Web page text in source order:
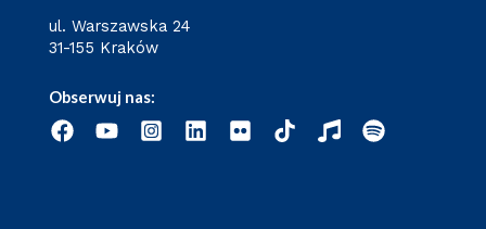
ul. Warszawska 24
31-155 Kraków
Obserwuj nas: